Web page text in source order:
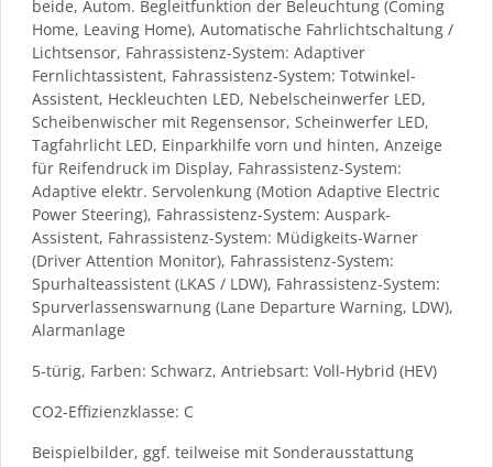
beide, Autom. Begleitfunktion der Beleuchtung (Coming
Home, Leaving Home), Automatische Fahrlichtschaltung /
Lichtsensor, Fahrassistenz-System: Adaptiver
Fernlichtassistent, Fahrassistenz-System: Totwinkel-
Assistent, Heckleuchten LED, Nebelscheinwerfer LED,
Scheibenwischer mit Regensensor, Scheinwerfer LED,
Tagfahrlicht LED, Einparkhilfe vorn und hinten, Anzeige
für Reifendruck im Display, Fahrassistenz-System:
Adaptive elektr. Servolenkung (Motion Adaptive Electric
Power Steering), Fahrassistenz-System: Auspark-
Assistent, Fahrassistenz-System: Müdigkeits-Warner
(Driver Attention Monitor), Fahrassistenz-System:
Spurhalteassistent (LKAS / LDW), Fahrassistenz-System:
Spurverlassenswarnung (Lane Departure Warning, LDW),
Alarmanlage
5-türig, Farben: Schwarz, Antriebsart: Voll-Hybrid (HEV)
CO2-Effizienzklasse: C
Beispielbilder, ggf. teilweise mit Sonderausstattung